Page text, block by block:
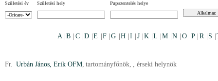
Születési év Születési hely Papszentelés helye
A |B C |D |E F |G H |I J K |L M |N O |P R S |
Fr. Urbán János, Erik OFM, tartományfőnök, , érseki helynök